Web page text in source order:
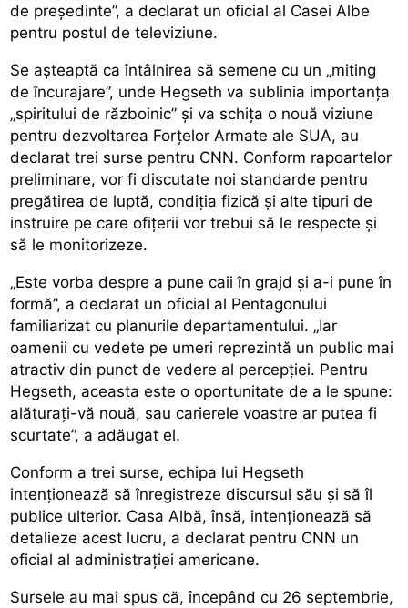
de președinte”, a declarat un oficial al Casei Albe
pentru postul de televiziune.
Se așteaptă ca întâlnirea să semene cu un „miting
de încurajare”, unde Hegseth va sublinia importanța
„spiritului de războinic” și va schița o nouă viziune
pentru dezvoltarea Forțelor Armate ale SUA, au
declarat trei surse pentru CNN. Conform rapoartelor
preliminare, vor fi discutate noi standarde pentru
pregătirea de luptă, condiția fizică și alte tipuri de
instruire pe care ofițerii vor trebui să le respecte și
să le monitorizeze.
„Este vorba despre a pune caii în grajd și a-i pune în
formă”, a declarat un oficial al Pentagonului
familiarizat cu planurile departamentului. „Iar
oamenii cu vedete pe umeri reprezintă un public mai
atractiv din punct de vedere al percepției. Pentru
Hegseth, aceasta este o oportunitate de a le spune:
alăturați-vă nouă, sau carierele voastre ar putea fi
scurtate”, a adăugat el.
Conform a trei surse, echipa lui Hegseth
intenționează să înregistreze discursul său și să îl
publice ulterior. Casa Albă, însă, intenționează să
detalieze acest lucru, a declarat pentru CNN un
oficial al administrației americane.
Sursele au mai spus că, începând cu 26 septembrie,